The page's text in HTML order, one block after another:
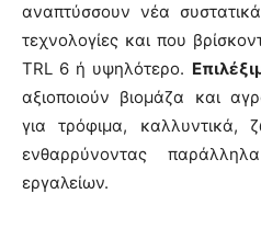
αναπτύσσουν νέα
τεχνολογίες και που
TRL 6 ή υψηλότερο.
αξιοποιούν βιομάζα και
για τρόφιμα, καλλυντικά,
ενθαρρύνοντας
εργαλείων.